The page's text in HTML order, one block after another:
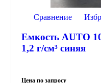
Сравнение
Емкость AUTO
1,2 г/см³ синяя